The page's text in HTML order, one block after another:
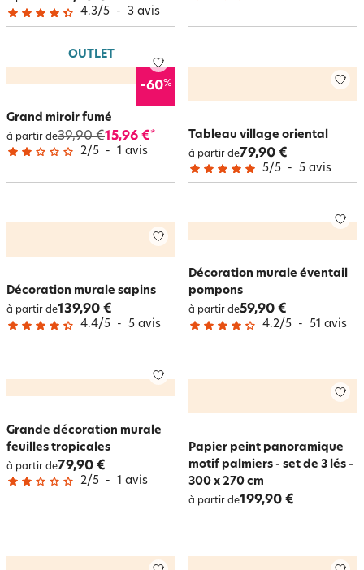
4.3/5 - 3 avis
OUTLET
-60%
Grand miroir fumé
à partir de39,90 €15,96 €*
2/5 - 1 avis
Tableau village oriental
à partir de79,90 €
5/5 - 5 avis
Décoration murale sapins
à partir de139,90 €
4.4/5 - 5 avis
Décoration murale éventail
pompons
à partir de59,90 €
4.2/5 - 51 avis
Grande décoration murale
feuilles tropicales
à partir de79,90 €
2/5 - 1 avis
Papier peint panoramique
motif palmiers - set de 3 lés -
300 x 270 cm
à partir de199,90 €